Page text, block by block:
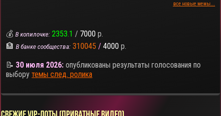
все новые мемы...
💰В копилочке: 2353.1 / 7000 р.
🏦В банке сообщества: 310045 / 4000 р.
📝30 июля 2026: опубликованы результаты голосования по
выборутемы след. ролика